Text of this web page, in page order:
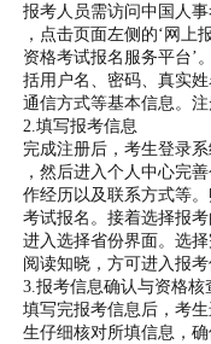
报考人员需访问中国人
，点击页面左侧的‘网上
资格考试报名服务平台’
括用户名、密码、真实
通信方式等基本信息。
2.填写报考信息
完成注册后，考生登录
，然后进入个人中心完
作经历以及联系方式等
考试报名。接着选择报
进入选择省份界面。选
阅读知晓，方可进入报考
3.报考信息确认与资格核
填写完报考信息后，考
生仔细核对所填信息，